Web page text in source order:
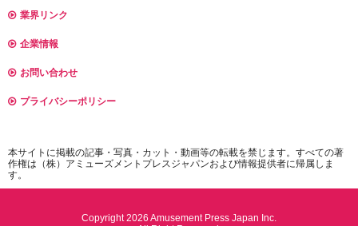
業界リンク
企業情報
お問い合わせ
プライバシーポリシー
本サイトに掲載の記事・写真・カット・動画等の転載を禁じます。すべての著
作権は（株）アミューズメントプレスジャパンおよび情報提供者に帰属しま
す。
Copyright 2026 Amusement Press Japan Inc.